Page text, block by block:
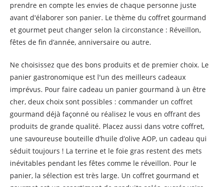
prendre en compte les envies de chaque personne juste
avant d'élaborer son panier. Le thème du coffret gourmand
et gourmet peut changer selon la circonstance : Réveillon,
fêtes de fin d’année, anniversaire ou autre.
Ne choisissez que des bons produits et de premier choix. Le
panier gastronomique est l'un des meilleurs cadeaux
imprévus. Pour faire cadeau un panier gourmand à un être
cher, deux choix sont possibles : commander un coffret
gourmand déjà façonné ou réalisez le vous en offrant des
produits de grande qualité. Placez aussi dans votre coffret,
une savoureuse bouteille d’huile d’olive AOP, un cadeau qui
séduit toujours ! La terrine et le foie gras restent des mets
inévitables pendant les fêtes comme le réveillon. Pour le
panier, la sélection est très large. Un coffret gourmand et